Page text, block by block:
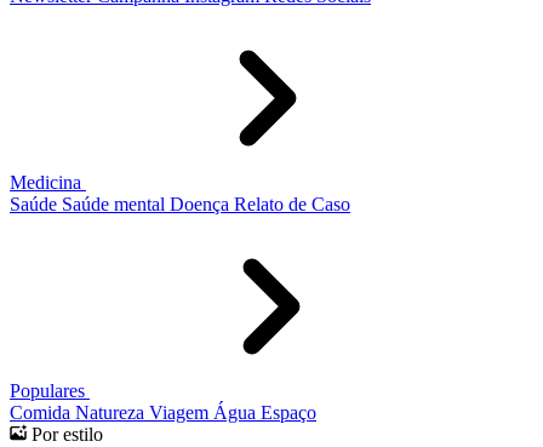
Medicina
Saúde Saúde mental Doença Relato de Caso
Populares
Comida Natureza Viagem Água Espaço
Por estilo